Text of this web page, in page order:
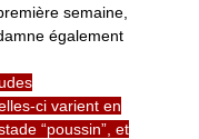
semaine,
également
ci varient en
“poussin”, et